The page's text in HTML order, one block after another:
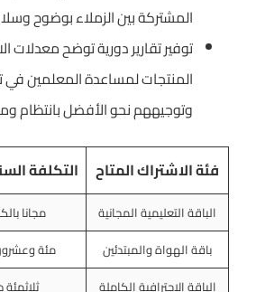
المشتركة بين الزملاء بوضوح
توفير تقارير دورية توضح معدلات
المنتجات لمساعدة المعلمين في
وتوجيههم نحو الأفضل بانتظام
فئة الاشتراك المتاح التكلفة
الباقة التعليمية المجانية
مجانا
باقة الهواة والمبتدئين
مئة
الباقة الاحترافية الكاملة
ثلاثمئة